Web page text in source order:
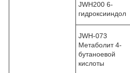
JWH200 6-
гидроксииндол
JWH-073
Метаболит 4-
бутаноевой
кислоты